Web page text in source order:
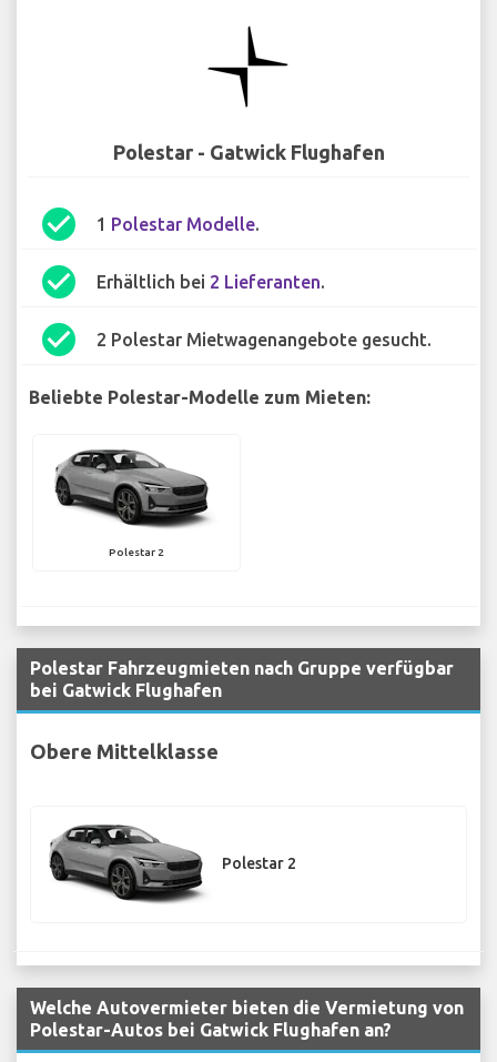
Polestar - Gatwick Flughafen
check_circle 1 Polestar Modelle.
check_circle Erhältlich bei 2 Lieferanten.
check_circle 2 Polestar Mietwagenangebote gesucht.
Beliebte Polestar-Modelle zum Mieten:
Polestar 2
Polestar Fahrzeugmieten nach Gruppe verfügbar
bei Gatwick Flughafen
Obere Mittelklasse
Polestar 2
Welche Autovermieter bieten die Vermietung von
Polestar-Autos bei Gatwick Flughafen an?